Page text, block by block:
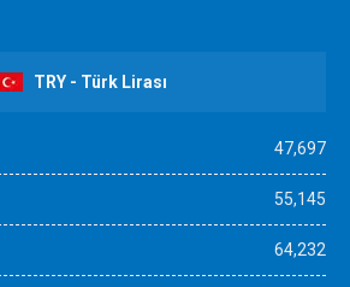
TRY - Türk Lirası
47,697
55,145
64,232